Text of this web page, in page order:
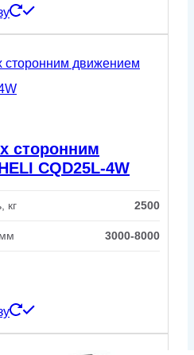
сторонним
CQD25L-4W
кг 2500
3000-8000